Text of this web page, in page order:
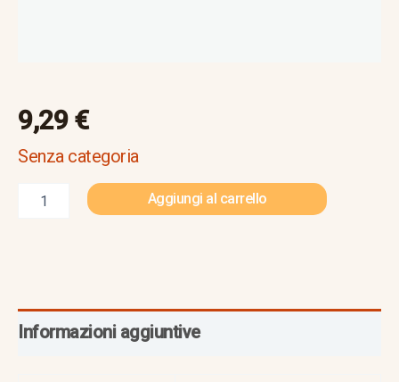
9,29 €
Senza categoria
Aggiungi al carrello
Informazioni aggiuntive